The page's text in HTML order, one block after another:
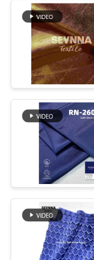
SOBRE
NÓS
DA
FÁBRICA
CONTROLE
Tela